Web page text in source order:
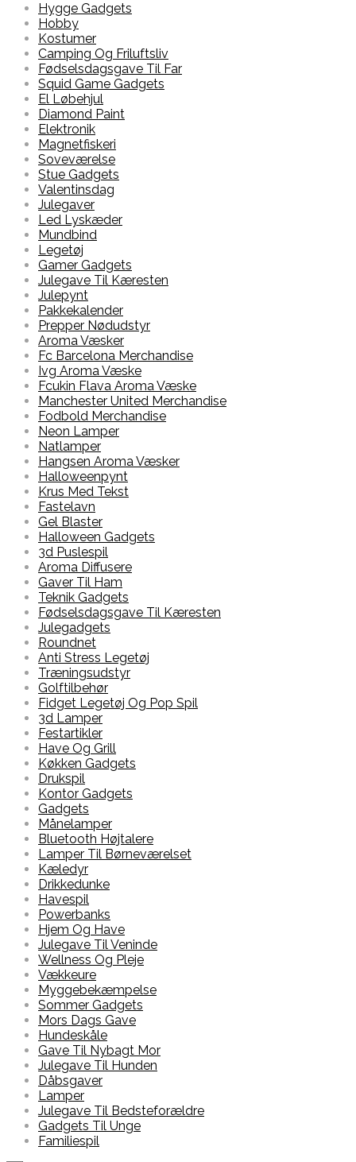
Hygge Gadgets
Hobby
Kostumer
Camping Og Friluftsliv
Fødselsdagsgave Til Far
Squid Game Gadgets
El Løbehjul
Diamond Paint
Elektronik
Magnetfiskeri
Soveværelse
Stue Gadgets
Valentinsdag
Julegaver
Led Lyskæder
Mundbind
Legetøj
Gamer Gadgets
Julegave Til Kæresten
Julepynt
Pakkekalender
Prepper Nødudstyr
Aroma Væsker
Fc Barcelona Merchandise
Ivg Aroma Væske
Fcukin Flava Aroma Væske
Manchester United Merchandise
Fodbold Merchandise
Neon Lamper
Natlamper
Hangsen Aroma Væsker
Halloweenpynt
Krus Med Tekst
Fastelavn
Gel Blaster
Halloween Gadgets
3d Puslespil
Aroma Diffusere
Gaver Til Ham
Teknik Gadgets
Fødselsdagsgave Til Kæresten
Julegadgets
Roundnet
Anti Stress Legetøj
Træningsudstyr
Golftilbehør
Fidget Legetøj Og Pop Spil
3d Lamper
Festartikler
Have Og Grill
Køkken Gadgets
Drukspil
Kontor Gadgets
Gadgets
Månelamper
Bluetooth Højtalere
Lamper Til Børneværelset
Kæledyr
Drikkedunke
Havespil
Powerbanks
Hjem Og Have
Julegave Til Veninde
Wellness Og Pleje
Vækkeure
Myggebekæmpelse
Sommer Gadgets
Mors Dags Gave
Hundeskåle
Gave Til Nybagt Mor
Julegave Til Hunden
Dåbsgaver
Lamper
Julegave Til Bedsteforældre
Gadgets Til Unge
Familiespil